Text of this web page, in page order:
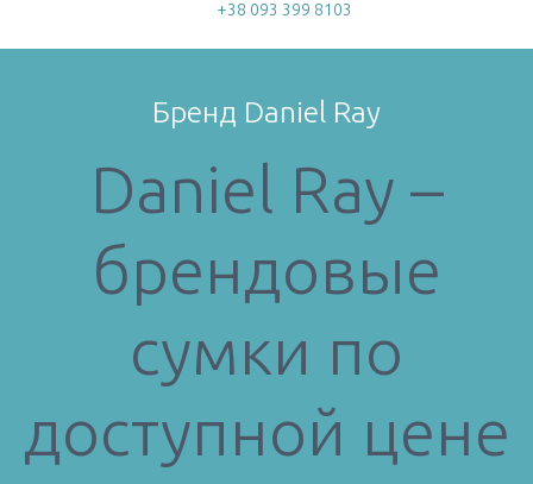
+38 093 399 8103
Бренд Daniel Ray
Daniel Ray –
брендовые
сумки по
доступной цене